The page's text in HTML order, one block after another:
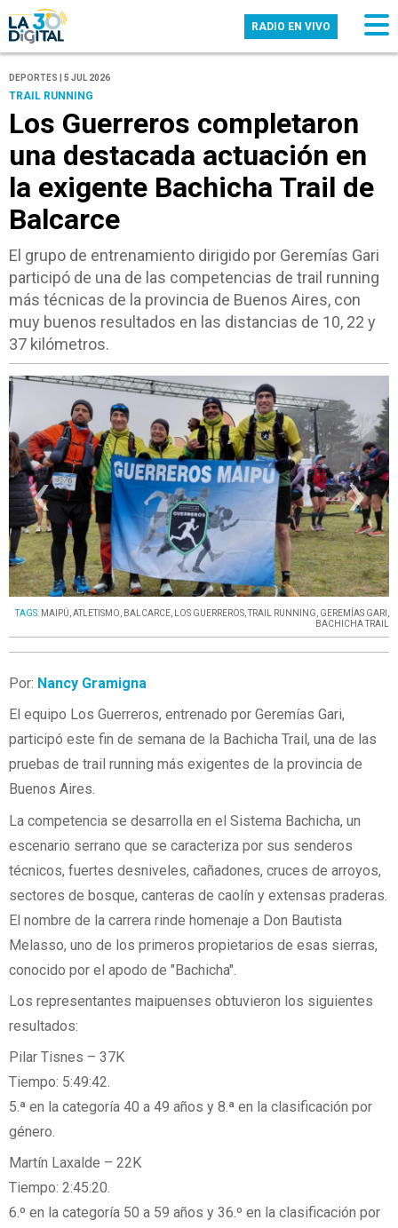
RADIO EN VIVO
DEPORTES | 5 JUL 2026
TRAIL RUNNING
Los Guerreros completaron
una destacada actuación en
la exigente Bachicha Trail de
Balcarce
El grupo de entrenamiento dirigido por Geremías Gari
participó de una de las competencias de trail running
más técnicas de la provincia de Buenos Aires, con
muy buenos resultados en las distancias de 10, 22 y
37 kilómetros.
‹ ›
TAGS: MAIPÚ,ATLETISMO, BALCARCE, LOS GUERREROS, TRAIL RUNNING, GEREMÍAS GARI ,
BACHICHA TRAIL
Por: Nancy Gramigna
El equipo Los Guerreros, entrenado por Geremías Gari,
participó este fin de semana de la Bachicha Trail, una de las
pruebas de trail running más exigentes de la provincia de
Buenos Aires.
La competencia se desarrolla en el Sistema Bachicha, un
escenario serrano que se caracteriza por sus senderos
técnicos, fuertes desniveles, cañadones, cruces de arroyos,
sectores de bosque, canteras de caolín y extensas praderas.
El nombre de la carrera rinde homenaje a Don Bautista
Melasso, uno de los primeros propietarios de esas sierras,
conocido por el apodo de "Bachicha".
Los representantes maipuenses obtuvieron los siguientes
resultados:
Pilar Tisnes – 37K
Tiempo: 5:49:42.
5.ª en la categoría 40 a 49 años y 8.ª en la clasificación por
género.
Martín Laxalde – 22K
Tiempo: 2:45:20.
6.º en la categoría 50 a 59 años y 36.º en la clasificación por